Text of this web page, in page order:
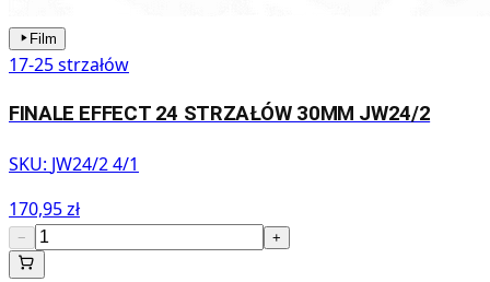
Film
17-25 strzałów
FINALE EFFECT 24 STRZAŁÓW 30MM JW24/2
SKU: JW24/2 4/1
170,95 zł
− +